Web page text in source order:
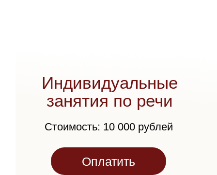
занятия по речи
Индивидуальные
Стоимость: 10 000 рублей
Оплатить